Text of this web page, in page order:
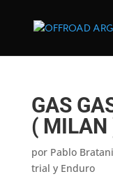
GAS
( MILAN
por Pablo
trial y Enduro